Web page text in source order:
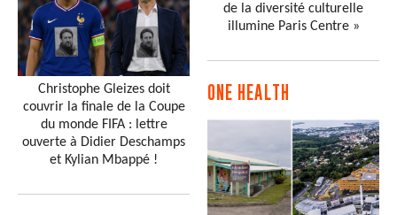
Christophe Gleizes doit
couvrir la finale de la Coupe
du monde FIFA : lettre
ouverte à Didier Deschamps
et Kylian Mbappé !
de la diversité culturelle
illumine Paris Centre »
ONE HEALTH